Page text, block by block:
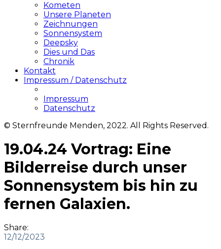
Kometen
Unsere Planeten
Zeichnungen
Sonnensystem
Deepsky
Dies und Das
Chronik
Kontakt
Impressum / Datenschutz
Impressum
Datenschutz
© Sternfreunde Menden, 2022. All Rights Reserved.
19.04.24 Vortrag: Eine
Bilderreise durch unser
Sonnensystem bis hin zu
fernen Galaxien.
Share:
12/12/2023